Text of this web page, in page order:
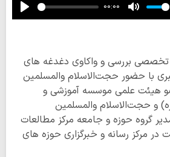
Play
00:00
Mute
بررسی و واکاوی دغدغه های
با حضور حجت‌الاسلام والمسلمین
هیئت علمی موسسه آموزشی و
و حجت‌الاسلام والمسلمین
گروه حوزه و جامعه مرکز مطالعات
در مرکز رسانه و خبرگزاری حوزه های